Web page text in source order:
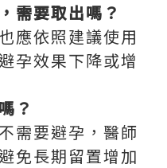
需要取出嗎？
應依照建議使用
孕效果下降或增
嗎？
需要避孕，醫師
免長期留置增加